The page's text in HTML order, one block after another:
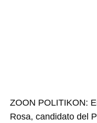
ZOON POLITIKON:
Rosa, candidato del